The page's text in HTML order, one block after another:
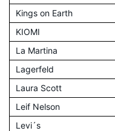
Kings on Earth
KIOMI
La Martina
Lagerfeld
Laura Scott
Leif Nelson
Levi´s